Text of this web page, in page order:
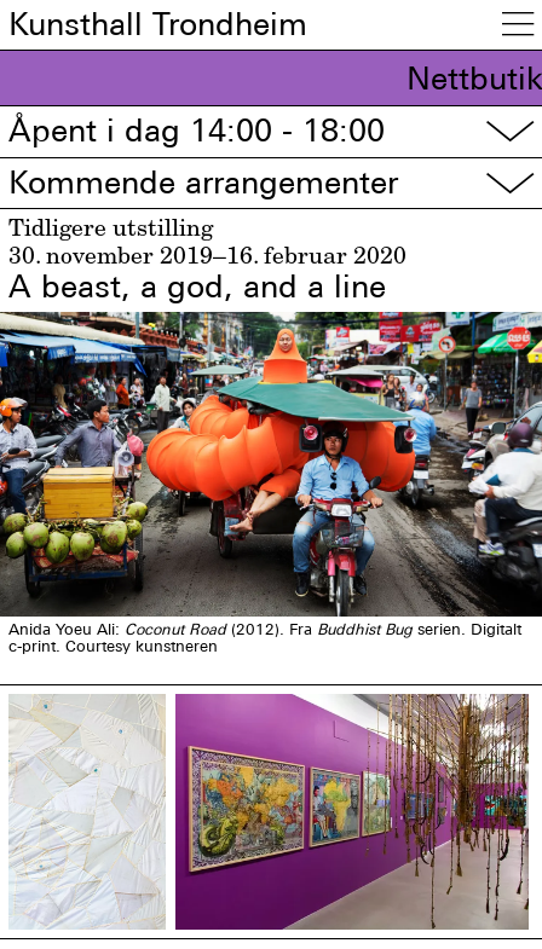
Kunsthall Trondheim 
Åpent i dag 14:00 - 18:00
▽
Kommende arrangementer ▽
Tidligere utstilling
30. november 2019–16. februar 2020
A beast, a god, and a line
Anida Yoeu Ali: Coconut Road(2012). Fra Buddhist Bugserien. Digitalt
c-print. Courtesy kunstneren